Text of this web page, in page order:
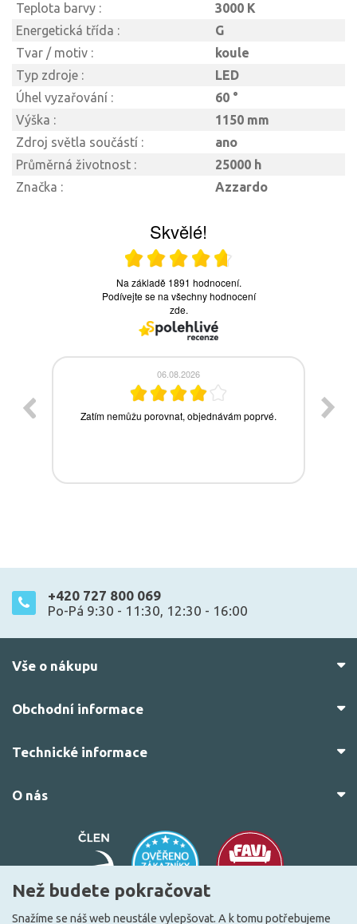
Teplota barvy :
3000 K
Energetická třída :
G
Tvar / motiv :
koule
Typ zdroje :
LED
Úhel vyzařování :
60 °
Výška :
1150 mm
Zdroj světla součástí :
ano
Průměrná životnost :
25000 h
Značka :
Azzardo
+420 727 800 069
Po-Pá 9:30 - 11:30, 12:30 - 16:00
Vše o nákupu
Obchodní informace
Technické informace
O nás
Než budete pokračovat
Snažíme se náš web neustále vylepšovat. A k tomu potřebujeme